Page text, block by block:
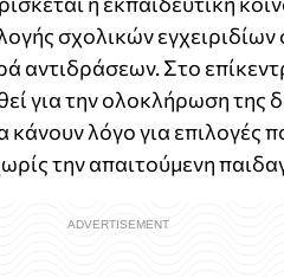
σχολικών
αντιδράσεων. Στο
για την ολοκλήρωση της
κάνουν λόγο για επιλογές
την απαιτούμενη